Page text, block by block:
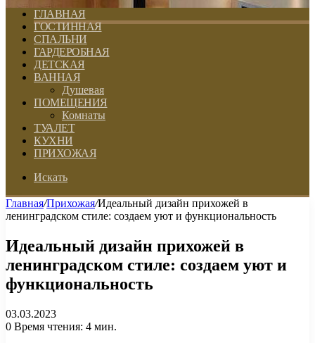
ГЛАВНАЯ
ГОСТИННАЯ
СПАЛЬНИ
ГАРДЕРОБНАЯ
ДЕТСКАЯ
ВАННАЯ
Душевая
ПОМЕЩЕНИЯ
Комнаты
ТУАЛЕТ
КУХНИ
ПРИХОЖАЯ
Искать
Главная/Прихожая/Идеальный дизайн прихожей в
ленинградском стиле: создаем уют и функциональность
Идеальный дизайн прихожей в
ленинградском стиле: создаем уют и
функциональность
03.03.2023
0 Время чтения: 4 мин.